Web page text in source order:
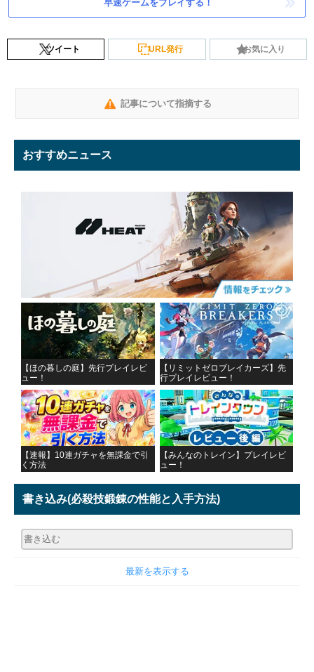
早速ゲームをプレイする！
ツイート URL発行 お気に入り
記事について指摘する
おすすめニュース
【ほの暮しの庭】先行プレイレビ
ュー！
【リミットゼロブレイカーズ】先
行プレイレビュー！
【速報】10連ガチャを無課金で引
く方法
【みんなのトレイン】プレイレビ
ュー！
書き込み(必殺技鍛錬の性能と入手方法)
最新を表示する